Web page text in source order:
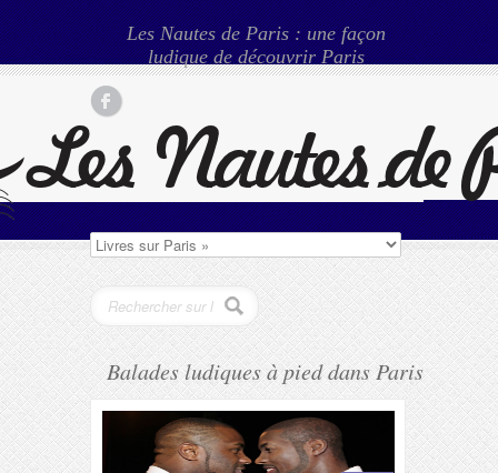
Les Nautes de Paris : une façon
ludique de découvrir Paris
Balades ludiques à pied dans Paris